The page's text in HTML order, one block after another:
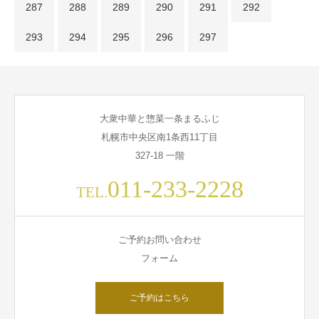
287 288 289 290 291 292
293 294 295 296 297
大衆中華と惣菜一条まるふじ
札幌市中央区南1条西11丁目
327-18 一階
TEL.011-233-2228
ご予約お問い合わせ
フォーム
ご予約はこちら